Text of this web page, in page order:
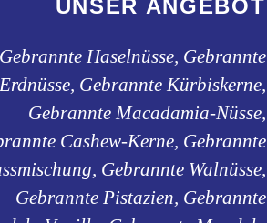
UNSER ANGEBOT
Gebrannte Haselnüsse, Gebrannte
Erdnüsse, Gebrannte Kürbiskerne,
Gebrannte Macadamia-Nüsse,
Cashew-Kerne, Gebrannte
Gebrannte Walnüsse,
Gebrannte Pistazien, Gebrannte